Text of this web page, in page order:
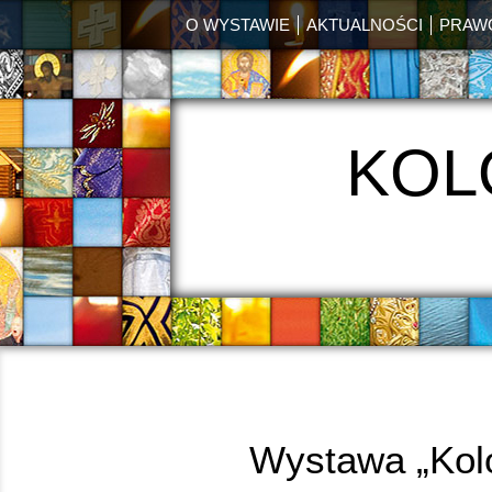
O WYSTAWIE AKTUALNOŚCI
Wystawa